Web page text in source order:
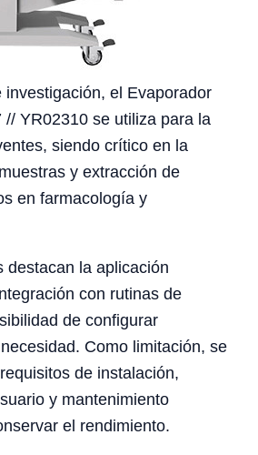
investigación, el Evaporador
// YR02310 se utiliza para la
siendo crítico en la
y extracción de
en farmacología y
destacan la aplicación
con rutinas de
de configurar
Como limitación, se
de instalación,
y mantenimiento
el rendimiento.